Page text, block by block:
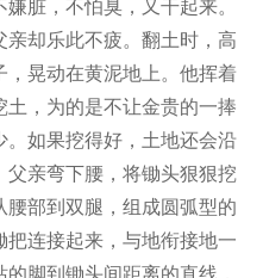
脏，不怕臭，又干起来。
亲却乐此不疲。翻土时，高
，晃动在黄泥地上。他挥着
，为的是不让金贵的一捧
。如果挖得好，土地还会沿
亲弯下腰，将锄头狠狠挖
部到双腿，组成圆弧型的
连接起来，与地衔接地一
脚到锄头间距离的直线，